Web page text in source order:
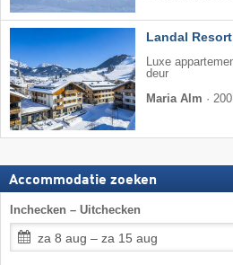
Landal
Luxe
deur
Maria Alm ·
Accommodatie zoeken
Inchecken – Uitchecken
za 8 aug – za 15 aug